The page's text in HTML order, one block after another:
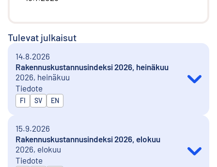
Tulevat julkaisut
14.8.2026
Rakennuskustannusindeksi 2026, heinäkuu
2026, heinäkuu
Tiedote
Julkaistaan kielillä
FI SV EN
15.9.2026
Rakennuskustannusindeksi 2026, elokuu
2026, elokuu
Tiedote